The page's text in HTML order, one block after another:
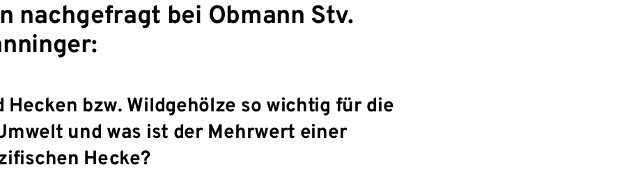
nachgefragt bei Obmann Stv.
Hecken bzw. Wildgehölze so wichtig für die
und was ist der Mehrwert einer
Hecke?